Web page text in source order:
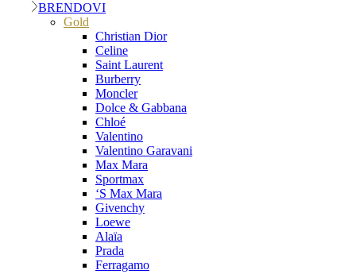
BRENDOVI
Gold
Christian Dior
Celine
Saint Laurent
Burberry
Moncler
Dolce & Gabbana
Chloé
Valentino
Valentino Garavani
Max Mara
Sportmax
‘S Max Mara
Givenchy
Loewe
Alaïa
Prada
Ferragamo